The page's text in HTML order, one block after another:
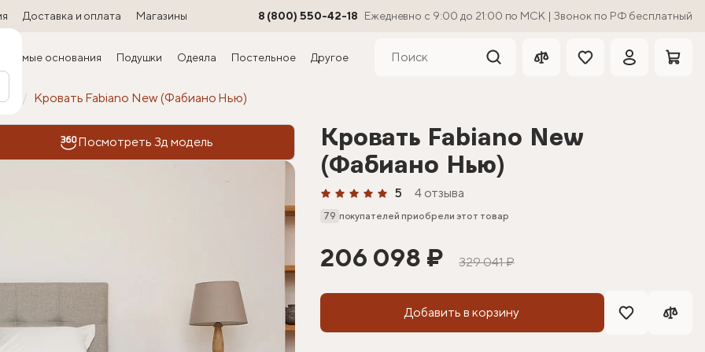
Доставка и оплата Магазины 8 (800) 550-42-18 Ежедневно с 9:00 до 21:00 по МСК | Звонок по РФ бесплатный
основания Подушки Одеяла Постельное Другое
Кровать Fabiano New (Фабиано Нью)
Посмотреть 3д модель
Кровать Fabiano New
(Фабиано Нью)
5 4 отзыва
79 покупателей приобрели этот товар
206 098 ₽ 329 041 ₽
Добавить в корзину